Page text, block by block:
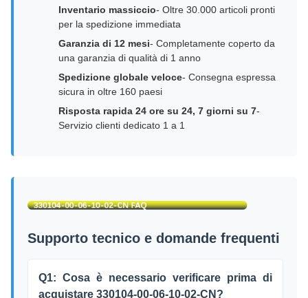
Inventario massiccio- Oltre 30.000 articoli pronti
per la spedizione immediata
Garanzia di 12 mesi- Completamente coperto da
una garanzia di qualità di 1 anno
Spedizione globale veloce- Consegna espressa
sicura in oltre 160 paesi
Risposta rapida 24 ore su 24, 7 giorni su 7-
Servizio clienti dedicato 1 a 1
Supporto tecnico e domande frequenti
Q1: Cosa è necessario verificare prima di
acquistare 330104-00-06-10-02-CN?